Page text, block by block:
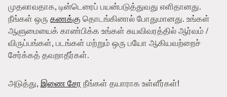
முதலாவதாக, டின்டெரைப் பயன்படுத்துவது எளிதானது.
நீங்கள் ஒரு கணக்கு தொடங்கினால் போதுமானது. உங்கள்
ஆளுமையைக் காண்பிக்க உங்கள் சுயவிவரத்தில் ஆர்வம் /
விருப்பங்கள், படங்கள் மற்றும் ஒரு பயோ ஆகியவற்றைச்
சேர்க்கத் தவறாதீர்கள்.
அடுத்து, இணை சேர நீங்கள் தயாராக உள்ளீர்கள்!